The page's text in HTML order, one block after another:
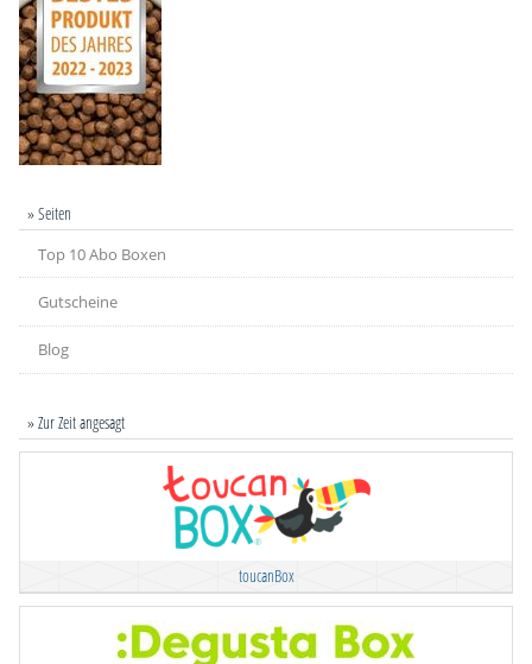
» Seiten
Top 10 Abo Boxen
Gutscheine
Blog
» Zur Zeit angesagt
toucanBox